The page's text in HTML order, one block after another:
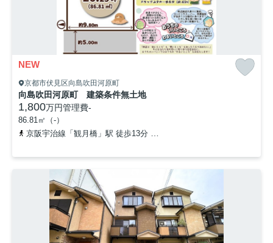
NEW
京都市伏見区向島吹田河原町
向島吹田河原町 建築条件無土地
1,800万円管理費-
86.81㎡（-）
京阪宇治線「観月橋」駅 徒歩13分